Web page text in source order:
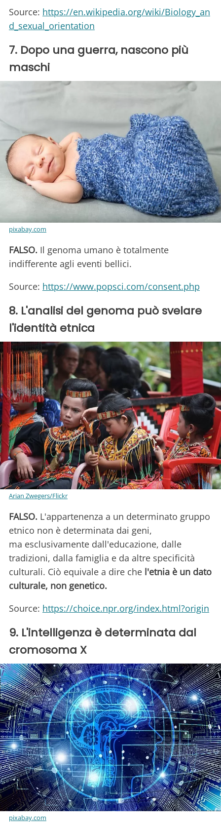
Source: https://en.wikipedia.org/wiki/Biology_an
d_sexual_orientation
7. Dopo una guerra, nascono più
maschi
pixabay.com
FALSO. Il genoma umano è totalmente
indifferente agli eventi bellici.
Source: https://www.popsci.com/consent.php
8. L'analisi del genoma può svelare
l'identità etnica
Arian Zwegers/Flickr
FALSO. L'appartenenza a un determinato gruppo
etnico non è determinata dai geni,
ma esclusivamente dall'educazione, dalle
tradizioni, dalla famiglia e da altre specificità
culturali. Ciò equivale a dire che l'etnia è un dato
culturale, non genetico.
Source: https://choice.npr.org/index.html?origin
9. L'intelligenza è determinata dal
cromosoma X
pixabay.com